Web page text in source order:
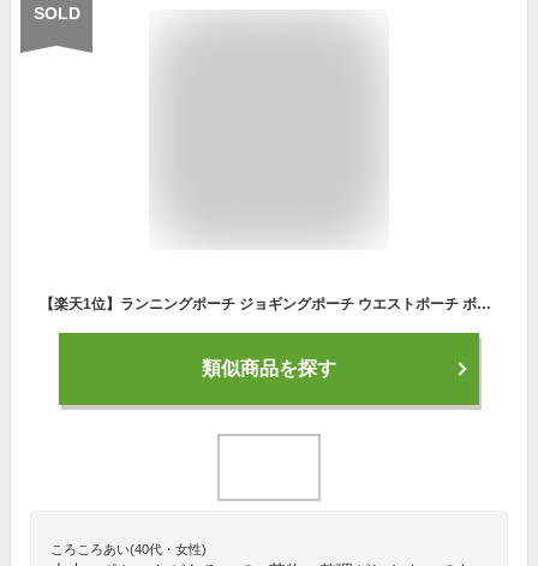
SOLD
【楽天1位】ランニングポーチ ジョギングポーチ ウエストポーチ ボトルポーチ ペットボトル ウォーキング バッグ ランニングバッグ 斜め掛け 防水 スマホ ペットボトル 水筒 メンズ レディース スポーツ アウトドア 送料無料
類似商品を探す
ころころあい(40代・女性)